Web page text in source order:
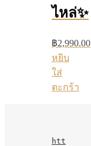
ไหล่✨
฿2,990.00
หยิบ
ใส่
ตะกร้า
htt